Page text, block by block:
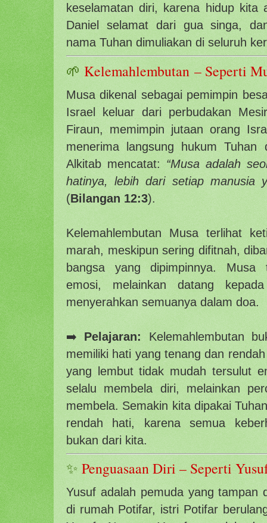
keselamatan diri, karena hidup kita
Daniel selamat dari gua singa,
nama Tuhan dimuliakan di seluruh
🌱 Kelemahlembutan – Seperti
Musa dikenal sebagai pemimpin
Israel keluar dari perbudakan
Firaun, memimpin jutaan orang
menerima langsung hukum Tuhan
Alkitab mencatat: “Musa adalah
hatinya, lebih dari setiap manusia
(Bilangan 12:3).
Kelemahlembutan Musa terlihat
marah, meskipun sering difitnah,
bangsa yang dipimpinnya. Musa
emosi, melainkan datang
menyerahkan semuanya dalam doa.
➡️ Pelajaran: Kelemahlembutan
memiliki hati yang tenang dan
yang lembut tidak mudah tersulut
selalu membela diri, melainkan
membela. Semakin kita dipakai
rendah hati, karena semua
bukan dari kita.
✨ Penguasaan Diri – Seperti
Yusuf adalah pemuda yang tampan
di rumah Potifar, istri Potifar